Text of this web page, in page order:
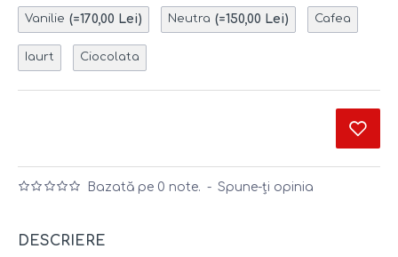
Bazată pe 0 note. - Spune-ţi opinia
Vanilie (=170,00 Lei) Neutra (=150,00 Lei) Cafea
Iaurt Ciocolata
DESCRIERE